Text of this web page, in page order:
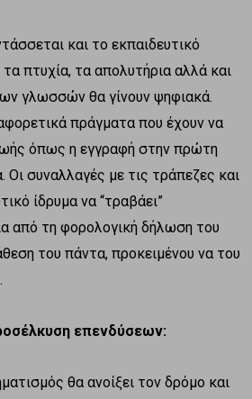
και το εκπαιδευτικό
πτυχία, τα απολυτήρια αλλά και
γλωσσών θα γίνουν ψηφιακά.
πράγματα που έχουν να
όπως η εγγραφή στην πρώτη
Οι συναλλαγές με τις τράπεζες και
ίδρυμα να “τραβάει”
από τη φορολογική δήλωση του
του πάντα, προκειμένου να του
επενδύσεων:
θα ανοίξει τον δρόμο και